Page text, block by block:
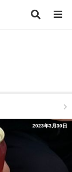
2023年3月30日